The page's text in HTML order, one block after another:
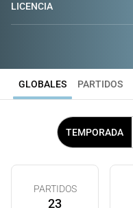
LICENCIA
GLOBALES PARTIDOS
TEMPORADA
PARTIDOS
23